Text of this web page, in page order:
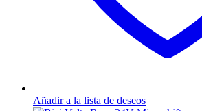
Añadir a la lista de deseos